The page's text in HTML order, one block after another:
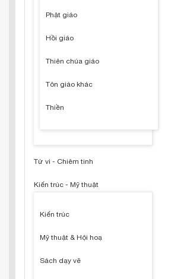
Phật giáo
Hồi giáo
Thiên chúa giáo
Tôn giáo khác
Thiền
Tử vi - Chiêm tinh
Kiến trúc - Mỹ thuật
Kiến trúc
Mỹ thuật & Hội hoạ
Sách dạy vẽ